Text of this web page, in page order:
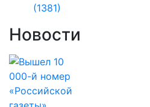
(1381)
Новости